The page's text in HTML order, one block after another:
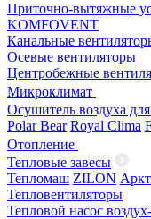
Приточно-вытяжные
KOMFOVENT
Канальные
Осевые вентиляторы
Центробежные
Микроклимат
Осушитель воздуха для
Polar Bear Royal Clima
Отопление
Тепловые завесы
Тепломаш ZILON
Тепловентиляторы
Тепловой насос